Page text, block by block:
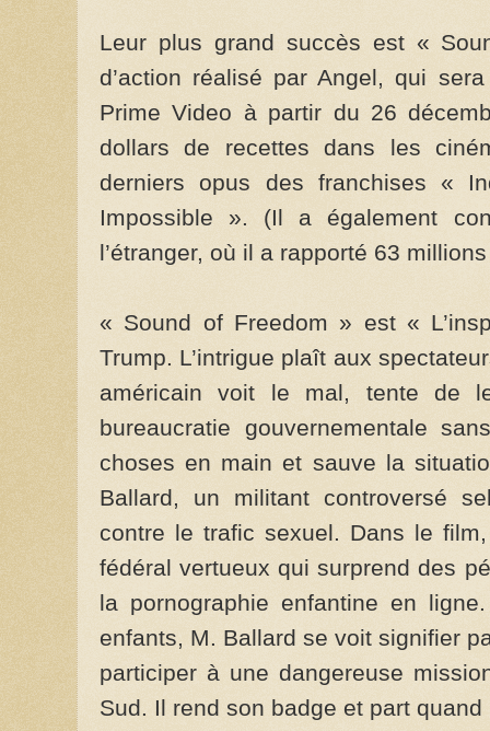
Leur plus grand succès est «
d’action réalisé par Angel, qui
Prime Video à partir du 26
dollars de recettes dans les
derniers opus des franchises «
Impossible ». (Il a également
l’étranger, où il a rapporté 63
« Sound of Freedom » est «
Trump. L’intrigue plaît aux
américain voit le mal, tente de
bureaucratie gouvernementale
choses en main et sauve la
Ballard, un militant controversé
contre le trafic sexuel. Dans le
fédéral vertueux qui surprend des
la pornographie enfantine en
enfants, M. Ballard se voit signifier
participer à une dangereuse
Sud. Il rend son badge et part quand